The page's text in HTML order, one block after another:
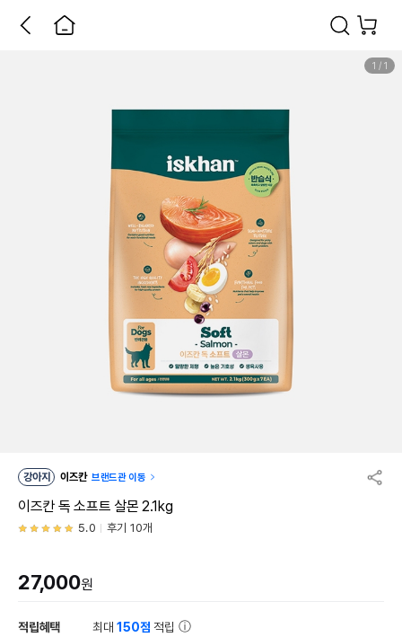
1 / 1
강아지 이즈칸 브랜드관 이동
이즈칸 독 소프트 살몬 2.1kg
5.0 후기 10개
27,000원
적립혜택 최대150점 적립